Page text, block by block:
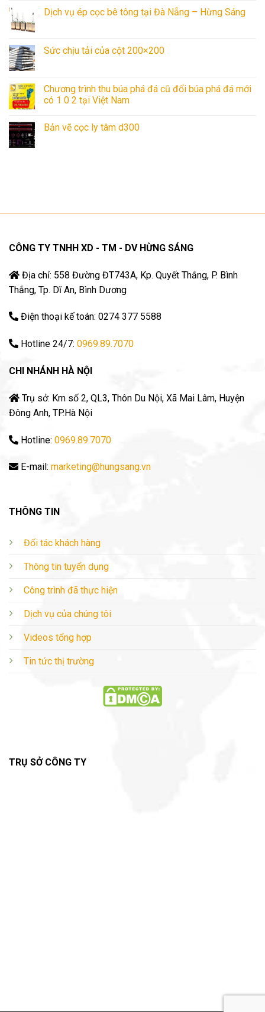
Dịch vụ ép cọc bê tông tại Đà Nẵng – Hừng Sáng
Sức chịu tải của cột 200×200
Chương trình thu búa phá đá cũ đổi búa phá đá mới
có 1 0 2 tại Việt Nam
Bản vẽ cọc ly tâm d300
CÔNG TY TNHH XD - TM - DV HỪNG SÁNG
Địa chỉ: 558 Đường ĐT743A, Kp. Quyết Thắng, P. Bình
Thắng, Tp. Dĩ An, Bình Dương
Điện thoại kế toán: 0274 377 5588
Hotline 24/7: 0969.89.7070
CHI NHÁNH HÀ NỘI
Trụ sở: Km số 2, QL3, Thôn Du Nội, Xã Mai Lâm, Huyện
Đông Anh, TP.Hà Nội
Hotline: 0969.89.7070
E-mail: marketing@hungsang.vn
THÔNG TIN
Đối tác khách hàng
Thông tin tuyển dụng
Công trình đã thực hiện
Dịch vụ của chúng tôi
Videos tổng hợp
Tin tức thị trường
TRỤ SỞ CÔNG TY